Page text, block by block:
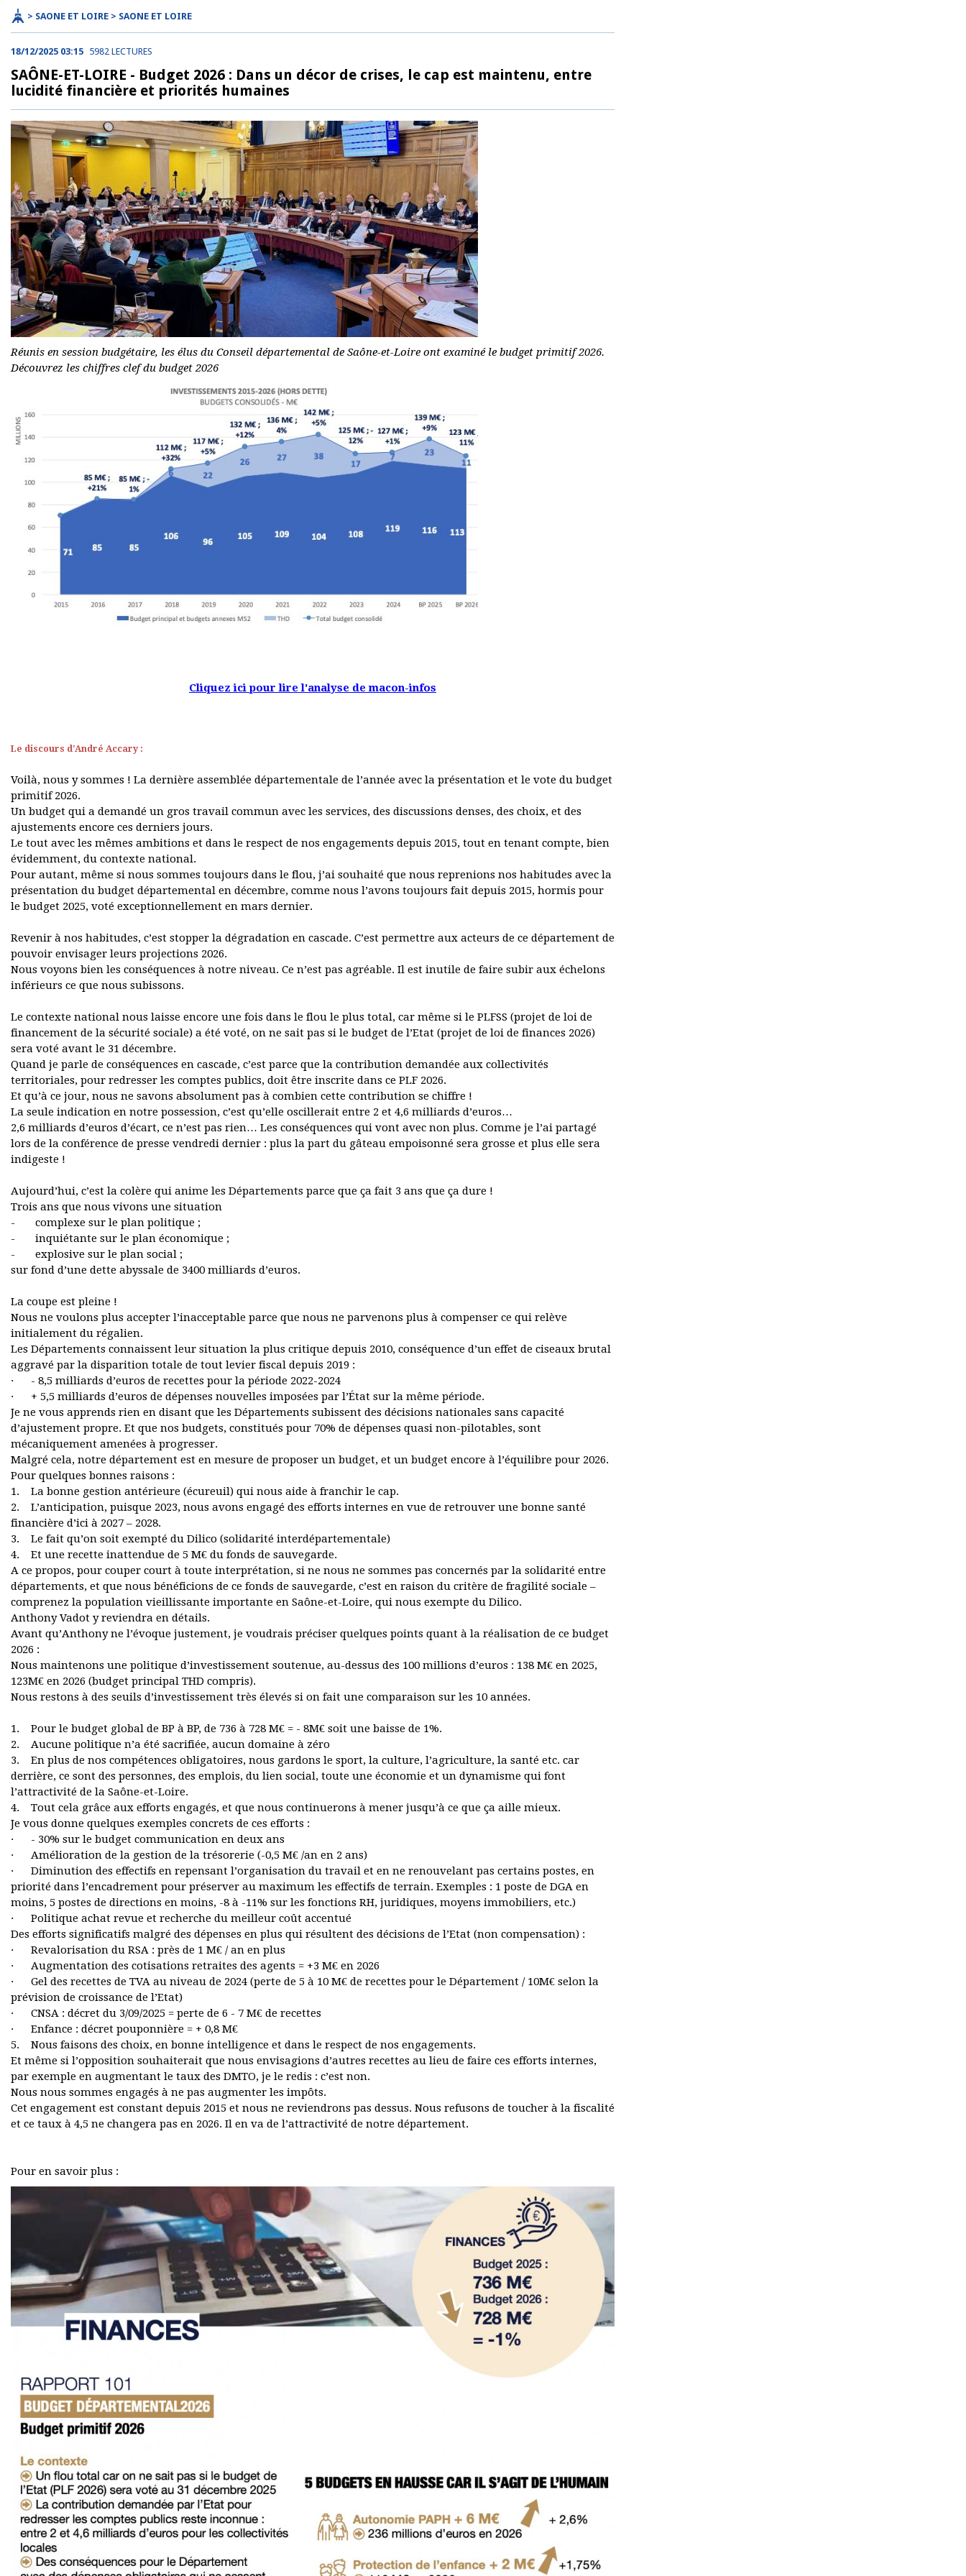
> SAONE ET LOIRE > SAONE ET LOIRE
18/12/2025 03:15 5982 LECTURES
SAÔNE-ET-LOIRE - Budget 2026 : Dans un décor de crises, le cap est maintenu, entre
lucidité financière et priorités humaines
Réunis en session budgétaire, les élus du Conseil départemental de Saône-et-Loire ont examiné le budget primitif 2026.
Découvrez les chiffres clef du budget 2026
Cliquez ici pour lire l'analyse de macon-infos
Le discours d'André Accary :
Voilà, nous y sommes ! La dernière assemblée départementale de l’année avec la présentation et le vote du budget
primitif 2026.
Un budget qui a demandé un gros travail commun avec les services, des discussions denses, des choix, et des
ajustements encore ces derniers jours.
Le tout avec les mêmes ambitions et dans le respect de nos engagements depuis 2015, tout en tenant compte, bien
évidemment, du contexte national.
Pour autant, même si nous sommes toujours dans le flou, j’ai souhaité que nous reprenions nos habitudes avec la
présentation du budget départemental en décembre, comme nous l’avons toujours fait depuis 2015, hormis pour
le budget 2025, voté exceptionnellement en mars dernier.
Revenir à nos habitudes, c’est stopper la dégradation en cascade. C’est permettre aux acteurs de ce département de
pouvoir envisager leurs projections 2026.
Nous voyons bien les conséquences à notre niveau. Ce n’est pas agréable. Il est inutile de faire subir aux échelons
inférieurs ce que nous subissons.
Le contexte national nous laisse encore une fois dans le flou le plus total, car même si le PLFSS (projet de loi de
financement de la sécurité sociale) a été voté, on ne sait pas si le budget de l’Etat (projet de loi de finances 2026)
sera voté avant le 31 décembre.
Quand je parle de conséquences en cascade, c’est parce que la contribution demandée aux collectivités
territoriales, pour redresser les comptes publics, doit être inscrite dans ce PLF 2026.
Et qu’à ce jour, nous ne savons absolument pas à combien cette contribution se chiffre !
La seule indication en notre possession, c’est qu’elle oscillerait entre 2 et 4,6 milliards d’euros…
2,6 milliards d’euros d’écart, ce n’est pas rien… Les conséquences qui vont avec non plus. Comme je l’ai partagé
lors de la conférence de presse vendredi dernier : plus la part du gâteau empoisonné sera grosse et plus elle sera
indigeste !
Aujourd’hui, c’est la colère qui anime les Départements parce que ça fait 3 ans que ça dure !
Trois ans que nous vivons une situation
- complexe sur le plan politique ;
- inquiétante sur le plan économique ;
- explosive sur le plan social ;
sur fond d’une dette abyssale de 3400 milliards d’euros.
La coupe est pleine !
Nous ne voulons plus accepter l’inacceptable parce que nous ne parvenons plus à compenser ce qui relève
initialement du régalien.
Les Départements connaissent leur situation la plus critique depuis 2010, conséquence d’un effet de ciseaux brutal
aggravé par la disparition totale de tout levier fiscal depuis 2019 :
· - 8,5 milliards d’euros de recettes pour la période 2022-2024
· + 5,5 milliards d’euros de dépenses nouvelles imposées par l’État sur la même période.
Je ne vous apprends rien en disant que les Départements subissent des décisions nationales sans capacité
d’ajustement propre. Et que nos budgets, constitués pour 70% de dépenses quasi non-pilotables, sont
mécaniquement amenées à progresser.
Malgré cela, notre département est en mesure de proposer un budget, et un budget encore à l’équilibre pour 2026.
Pour quelques bonnes raisons :
1. La bonne gestion antérieure (écureuil) qui nous aide à franchir le cap.
2. L’anticipation, puisque 2023, nous avons engagé des efforts internes en vue de retrouver une bonne santé
financière d’ici à 2027 – 2028.
3. Le fait qu’on soit exempté du Dilico (solidarité interdépartementale)
4. Et une recette inattendue de 5 M€ du fonds de sauvegarde.
A ce propos, pour couper court à toute interprétation, si ne nous ne sommes pas concernés par la solidarité entre
départements, et que nous bénéficions de ce fonds de sauvegarde, c’est en raison du critère de fragilité sociale –
comprenez la population vieillissante importante en Saône-et-Loire, qui nous exempte du Dilico.
Anthony Vadot y reviendra en détails.
Avant qu’Anthony ne l’évoque justement, je voudrais préciser quelques points quant à la réalisation de ce budget
2026 :
Nous maintenons une politique d’investissement soutenue, au-dessus des 100 millions d’euros : 138 M€ en 2025,
123M€ en 2026 (budget principal THD compris).
Nous restons à des seuils d’investissement très élevés si on fait une comparaison sur les 10 années.
1. Pour le budget global de BP à BP, de 736 à 728 M€ = - 8M€ soit une baisse de 1%.
2. Aucune politique n’a été sacrifiée, aucun domaine à zéro
3. En plus de nos compétences obligatoires, nous gardons le sport, la culture, l’agriculture, la santé etc. car
derrière, ce sont des personnes, des emplois, du lien social, toute une économie et un dynamisme qui font
l’attractivité de la Saône-et-Loire.
4. Tout cela grâce aux efforts engagés, et que nous continuerons à mener jusqu’à ce que ça aille mieux.
Je vous donne quelques exemples concrets de ces efforts :
· - 30% sur le budget communication en deux ans
· Amélioration de la gestion de la trésorerie (-0,5 M€ /an en 2 ans)
· Diminution des effectifs en repensant l’organisation du travail et en ne renouvelant pas certains postes, en
priorité dans l’encadrement pour préserver au maximum les effectifs de terrain. Exemples : 1 poste de DGA en
moins, 5 postes de directions en moins, -8 à -11% sur les fonctions RH, juridiques, moyens immobiliers, etc.)
· Politique achat revue et recherche du meilleur coût accentué
Des efforts significatifs malgré des dépenses en plus qui résultent des décisions de l’Etat (non compensation) :
· Revalorisation du RSA : près de 1 M€ / an en plus
· Augmentation des cotisations retraites des agents = +3 M€ en 2026
· Gel des recettes de TVA au niveau de 2024 (perte de 5 à 10 M€ de recettes pour le Département / 10M€ selon la
prévision de croissance de l’Etat)
· CNSA : décret du 3/09/2025 = perte de 6 - 7 M€ de recettes
· Enfance : décret pouponnière = + 0,8 M€
5. Nous faisons des choix, en bonne intelligence et dans le respect de nos engagements.
Et même si l’opposition souhaiterait que nous envisagions d’autres recettes au lieu de faire ces efforts internes,
par exemple en augmentant le taux des DMTO, je le redis : c’est non.
Nous nous sommes engagés à ne pas augmenter les impôts.
Cet engagement est constant depuis 2015 et nous ne reviendrons pas dessus. Nous refusons de toucher à la fiscalité
et ce taux à 4,5 ne changera pas en 2026. Il en va de l’attractivité de notre département.
Pour en savoir plus :